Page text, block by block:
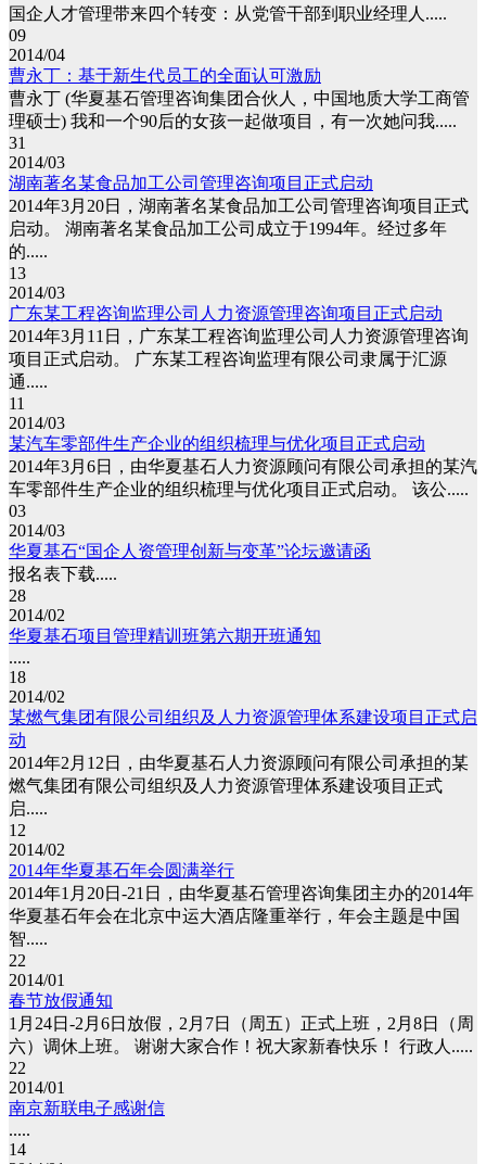
国企人才管理带来四个转变：从党管干部到职业经理人.....
09
2014/04
曹永丁：基于新生代员工的全面认可激励
曹永丁 (华夏基石管理咨询集团合伙人，中国地质大学工商管
理硕士) 我和一个90后的女孩一起做项目，有一次她问我.....
31
2014/03
湖南著名某食品加工公司管理咨询项目正式启动
2014年3月20日，湖南著名某食品加工公司管理咨询项目正式
启动。 湖南著名某食品加工公司成立于1994年。经过多年
的.....
13
2014/03
广东某工程咨询监理公司人力资源管理咨询项目正式启动
2014年3月11日，广东某工程咨询监理公司人力资源管理咨询
项目正式启动。 广东某工程咨询监理有限公司隶属于汇源
通.....
11
2014/03
某汽车零部件生产企业的组织梳理与优化项目正式启动
2014年3月6日，由华夏基石人力资源顾问有限公司承担的某汽
车零部件生产企业的组织梳理与优化项目正式启动。 该公.....
03
2014/03
华夏基石“国企人资管理创新与变革”论坛邀请函
报名表下载.....
28
2014/02
华夏基石项目管理精训班第六期开班通知
.....
18
2014/02
某燃气集团有限公司组织及人力资源管理体系建设项目正式启
动
2014年2月12日，由华夏基石人力资源顾问有限公司承担的某
燃气集团有限公司组织及人力资源管理体系建设项目正式
启.....
12
2014/02
2014年华夏基石年会圆满举行
2014年1月20日-21日，由华夏基石管理咨询集团主办的2014年
华夏基石年会在北京中运大酒店隆重举行，年会主题是中国
智.....
22
2014/01
春节放假通知
1月24日-2月6日放假，2月7日（周五）正式上班，2月8日（周
六）调休上班。 谢谢大家合作！祝大家新春快乐！ 行政人.....
22
2014/01
南京新联电子感谢信
.....
14